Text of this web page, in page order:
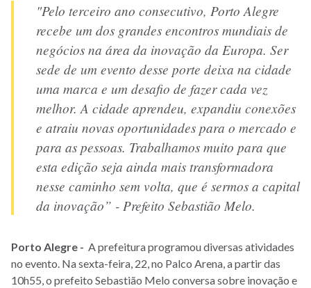
"Pelo terceiro ano consecutivo, Porto Alegre
recebe um dos grandes encontros mundiais de
negócios na área da inovação da Europa. Ser
sede de um evento desse porte deixa na cidade
uma marca e um desafio de fazer cada vez
melhor. A cidade aprendeu, expandiu conexões
e atraiu novas oportunidades para o mercado e
para as pessoas. Trabalhamos muito para que
esta edição seja ainda mais transformadora
nesse caminho sem volta, que é sermos a capital
da inovação” - Prefeito Sebastião Melo.
Porto Alegre - A prefeitura programou diversas atividades
no evento. Na sexta-feira, 22, no Palco Arena, a partir das
10h55, o prefeito Sebastião Melo conversa sobre inovação e